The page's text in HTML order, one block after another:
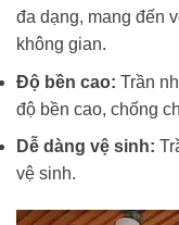
đa dạng, mang đến
không gian.
Độ bền cao: Trần
độ bền cao, chống
Dễ dàng vệ sinh:
vệ sinh.